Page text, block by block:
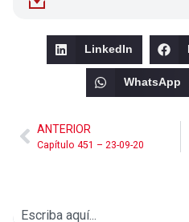
LinkedIn
WhatsApp
ANTERIOR
Capítulo 451 – 23-09-20